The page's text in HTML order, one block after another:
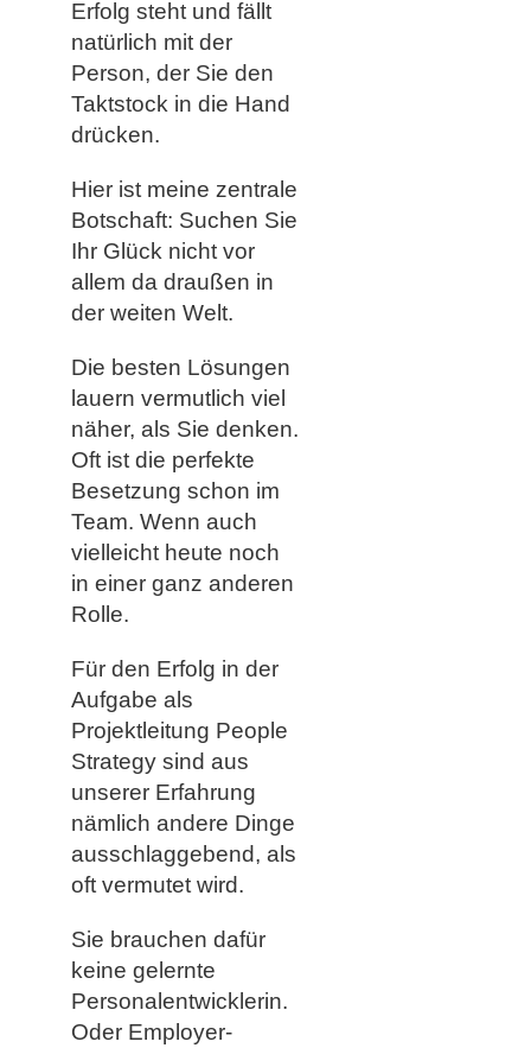
Erfolg steht und fällt
natürlich mit der
Person, der Sie den
Taktstock in die Hand
drücken.
Hier ist meine zentrale
Botschaft: Suchen Sie
Ihr Glück nicht vor
allem da draußen in
der weiten Welt.
Die besten Lösungen
lauern vermutlich viel
näher, als Sie denken.
Oft ist die perfekte
Besetzung schon im
Team. Wenn auch
vielleicht heute noch
in einer ganz anderen
Rolle.
Für den Erfolg in der
Aufgabe als
Projektleitung People
Strategy sind aus
unserer Erfahrung
nämlich andere Dinge
ausschlaggebend, als
oft vermutet wird.
Sie brauchen dafür
keine gelernte
Personalentwicklerin.
Oder Employer-